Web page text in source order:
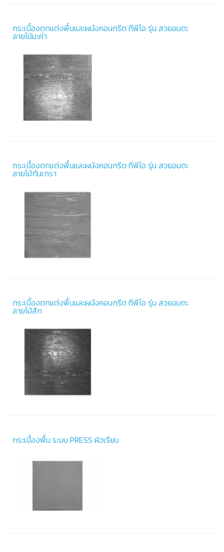
กระเบื้องตกแต่งพื้นและผนังคอนกรีต ทีพีไอ รุ่น สวยอมตะ
ลายไม้มะค่า
กระเบื้องตกแต่งพื้นและผนังคอนกรีต ทีพีไอ รุ่น สวยอมตะ
ลายไม้กันเกรา
กระเบื้องตกแต่งพื้นและผนังคอนกรีต ทีพีไอ รุ่น สวยอมตะ
ลายไม้สัก
กระเบื้องพื้น ระบบ PRESS ผิวเรียบ